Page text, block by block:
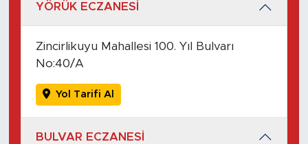
YÖRÜK ECZANESİ
Zincirlikuyu Mahallesi 100. Yıl Bulvarı
No:40/A
Yol Tarifi Al
BULVAR ECZANESİ